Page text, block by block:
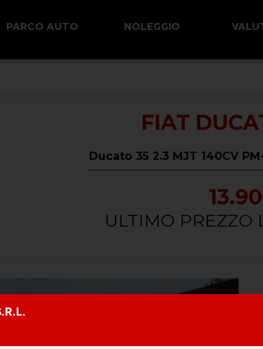
PARCO AUTO NOLEGGIO
FIAT
Ducato 35 2.3 MJT 140CV
ULTIMO PREZZO